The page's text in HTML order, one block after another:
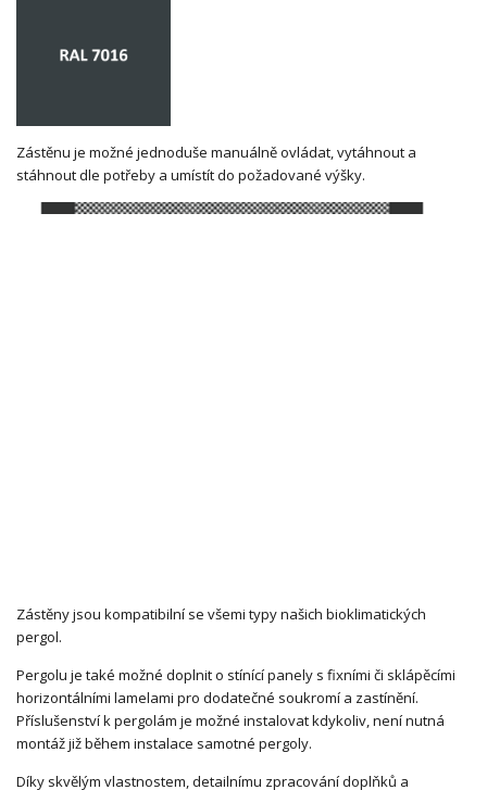
Zástěnu je možné jednoduše manuálně ovládat, vytáhnout a
stáhnout dle potřeby a umístít do požadované výšky.
Zástěny jsou kompatibilní se všemi typy našich bioklimatických
pergol.
Pergolu je také možné doplnit o stínící panely s fixními či sklápěcími
horizontálními lamelami pro dodatečné soukromí a zastínění.
Příslušenství k pergolám je možné instalovat kdykoliv, není nutná
montáž již během instalace samotné pergoly.
Díky skvělým vlastnostem, detailnímu zpracování doplňků a